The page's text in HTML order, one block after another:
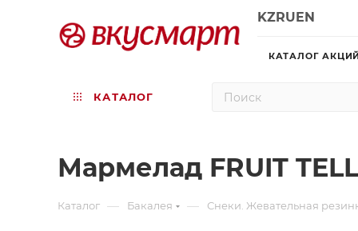
KZRUEN
КАТАЛОГ АКЦИЙ
КАТАЛОГ
Мармелад FRUIT
Каталог — Бакалея — Снеки. Жевательная